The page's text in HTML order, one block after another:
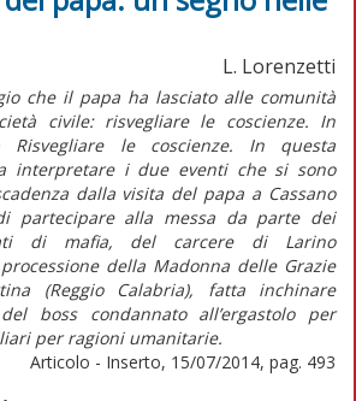
L. Lorenzetti
che il papa ha lasciato alle comunità
civile: risvegliare le coscienze. In
Risvegliare le coscienze. In questa
interpretare i due eventi che si sono
dalla visita del papa a Cassano
partecipare alla messa da parte dei
di mafia, del carcere di Larino
della Madonna delle Grazie
(Reggio Calabria), fatta inchinare
boss condannato all’ergastolo per
per ragioni umanitarie.
Articolo - Inserto, 15/07/2014, pag. 493